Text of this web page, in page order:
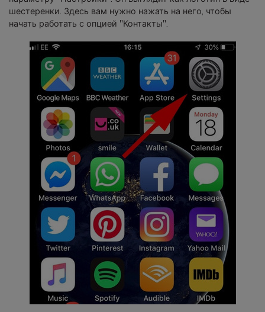
шестеренки. Здесь вам нужно нажать на него, чтобы
начать работать с опцией "Контакты".